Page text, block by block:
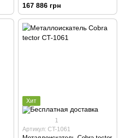
167 886 грн
Хит
1
Артикул: CT-1061